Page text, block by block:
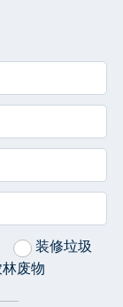
装修垃圾
废物